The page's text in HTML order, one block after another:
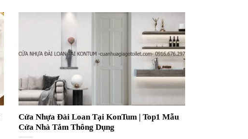
Cửa Nhựa Đài Loan Tại KonTum | Top1 Mẫu
Cửa Nhà Tắm Thông Dụng